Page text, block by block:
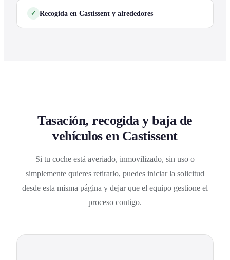
Recogida en Castissent y alrededores
Tasación, recogida y baja de
vehículos en Castissent
Si tu coche está averiado, inmovilizado, sin uso o
simplemente quieres retirarlo, puedes iniciar la solicitud
desde esta misma página y dejar que el equipo gestione el
proceso contigo.